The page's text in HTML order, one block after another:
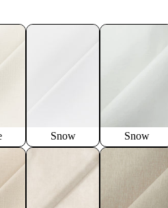
Snow Snow